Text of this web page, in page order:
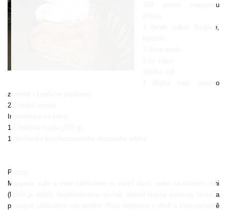
150 gramů margarínu
1 hrnek cukrů (krupice,
1 lžička sody (možno
zaměnit i kypřicím práškem)
2,5 hrnků mouky
Ingredience na krém:
1,5 balíčku másla (375 g)
1 plechovka kondenzovaného slazeného mléka
Postup:
Margarín, cukr a med zahříváme na vodní lázní, nebo na mírném ohni
(lázeň je delší). Nepřestáváme míchat, dokud nejsou suroviny horké a
postupně přidáváme vše ostatní. Poté sejmeme z ohně a těsto pořádně